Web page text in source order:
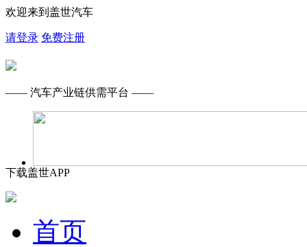
欢迎来到盖世汽车
请登录 免费注册
—— 汽车产业链供需平台 ——
下载盖世APP
首页